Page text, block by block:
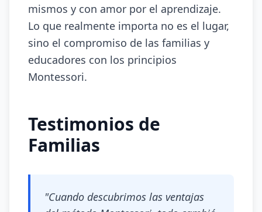
mismos y con amor por el aprendizaje.
Lo que realmente importa no es el lugar,
sino el compromiso de las familias y
educadores con los principios
Montessori.
Testimonios de
Familias
"Cuando descubrimos las ventajas